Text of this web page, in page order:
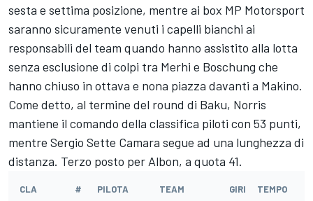
sesta e settima posizione, mentre ai box MP Motorsport
saranno sicuramente venuti i capelli bianchi ai
responsabili del team quando hanno assistito alla lotta
senza esclusione di colpi tra Merhi e Boschung che
hanno chiuso in ottava e nona piazza davanti a Makino.
Come detto, al termine del round di Baku, Norris
mantiene il comando della classifica piloti con 53 punti,
mentre Sergio Sette Camara segue ad una lunghezza di
distanza. Terzo posto per Albon, a quota 41.
CLA # PILOTA TEAM GIRI TEMPO